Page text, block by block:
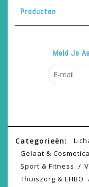
Producten
Meld Je
Categorieën:
Gelaat & Cosmetica
Sport & Fitness
Thuiszorg & EHBO